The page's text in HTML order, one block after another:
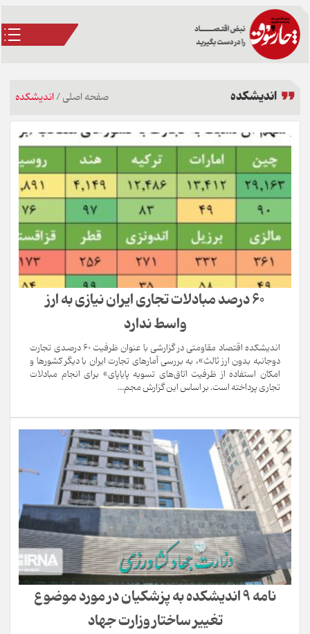
اندیشکده صفحه اصلی/اندیشکده
۶۰ درصد مبادلات تجاری ایران نیازی به ارز
واسط ندارد
اندیشکده اقتصاد مقاومتی در گزارشی با عنوان ظرفیت ۶۰ درصدی تجارت
دوجانبه بدون ارز ثالث»، به بررسی آمارهای تجارت ایران با دیگر کشورها و
امکان استفاده از ظرفیت اتاق‌های تسویه پایاپای» برای انجام مبادلات
تجاری پرداخته است. بر اساس این گزارش مجم...
نامه ۹ اندیشکده به پزشکیان در مورد موضوع
تغییر ساختار وزارت جهاد